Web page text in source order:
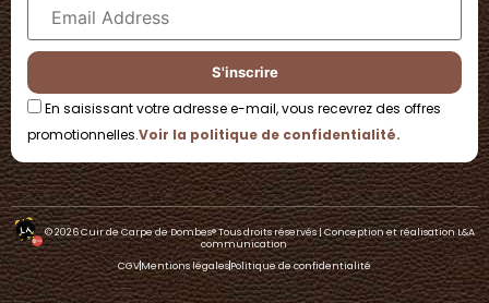
En saisissant votre adresse e-mail, vous recevrez des offres
promotionnelles.Voir la politique de confidentialité.
© 2026 Cuir de Carpe de Dombes®​ Tous droits réservés | Conception et réalisation L&A
communication
CGVMentions légalesPolitique de confidentialité